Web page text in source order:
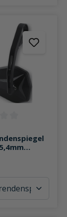
Bewertung